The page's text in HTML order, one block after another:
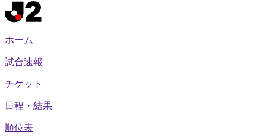
ホーム
試合速報
チケット
日程・結果
順位表